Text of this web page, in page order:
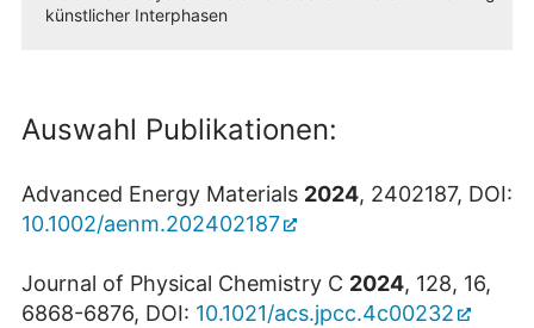
künstlicher Interphasen
Auswahl Publikationen:
Advanced Energy Materials 2024, 2402187, DOI:
10.1002/aenm.202402187
Journal of Physical Chemistry C 2024, 128, 16,
6868-6876, DOI: 10.1021/acs.jpcc.4c00232